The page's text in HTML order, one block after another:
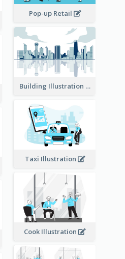
Pop-up Retail
Building Illustration
Taxi Illustration
Cook Illustration